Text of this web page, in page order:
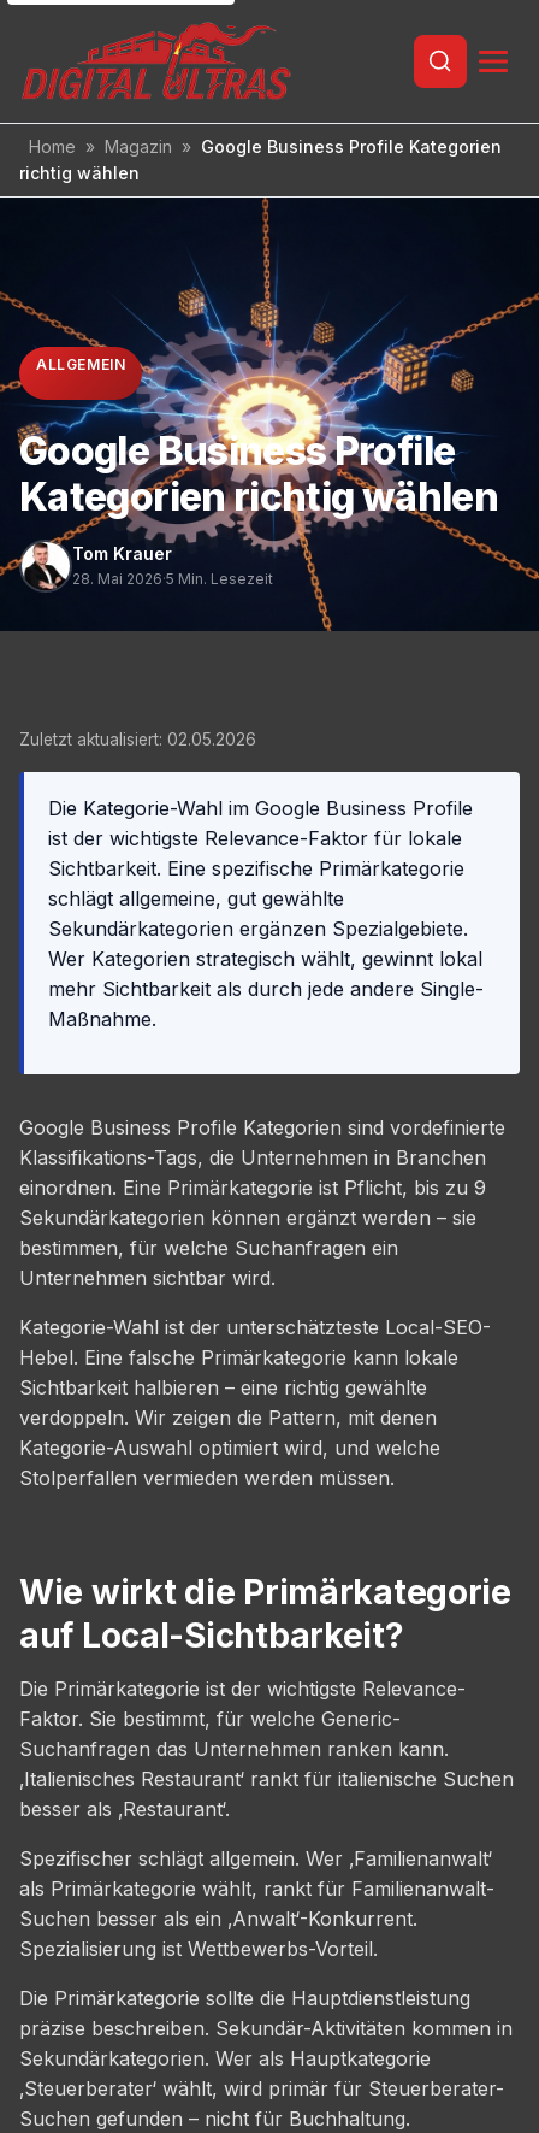
Inhalt
Home » Magazin » Google Business Profile Kategorien
richtig wählen
ALLGEMEIN
Google Business Profile
Kategorien richtig wählen
Tom Krauer
28. Mai 2026·5 Min. Lesezeit
Zuletzt aktualisiert: 02.05.2026
Die Kategorie-Wahl im Google Business Profile
ist der wichtigste Relevance-Faktor für lokale
Sichtbarkeit. Eine spezifische Primärkategorie
schlägt allgemeine, gut gewählte
Sekundärkategorien ergänzen Spezialgebiete.
Wer Kategorien strategisch wählt, gewinnt lokal
mehr Sichtbarkeit als durch jede andere Single-
Maßnahme.
Google Business Profile Kategorien sind vordefinierte
Klassifikations-Tags, die Unternehmen in Branchen
einordnen. Eine Primärkategorie ist Pflicht, bis zu 9
Sekundärkategorien können ergänzt werden – sie
bestimmen, für welche Suchanfragen ein
Unternehmen sichtbar wird.
Kategorie-Wahl ist der unterschätzteste Local-SEO-
Hebel. Eine falsche Primärkategorie kann lokale
Sichtbarkeit halbieren – eine richtig gewählte
verdoppeln. Wir zeigen die Pattern, mit denen
Kategorie-Auswahl optimiert wird, und welche
Stolperfallen vermieden werden müssen.
Wie wirkt die Primärkategorie
auf Local-Sichtbarkeit?
Die Primärkategorie ist der wichtigste Relevance-
Faktor. Sie bestimmt, für welche Generic-
Suchanfragen das Unternehmen ranken kann.
‚Italienisches Restaurant‘ rankt für italienische Suchen
besser als ‚Restaurant‘.
Spezifischer schlägt allgemein. Wer ‚Familienanwalt‘
als Primärkategorie wählt, rankt für Familienanwalt-
Suchen besser als ein ‚Anwalt‘-Konkurrent.
Spezialisierung ist Wettbewerbs-Vorteil.
Die Primärkategorie sollte die Hauptdienstleistung
präzise beschreiben. Sekundär-Aktivitäten kommen in
Sekundärkategorien. Wer als Hauptkategorie
‚Steuerberater‘ wählt, wird primär für Steuerberater-
Suchen gefunden – nicht für Buchhaltung.